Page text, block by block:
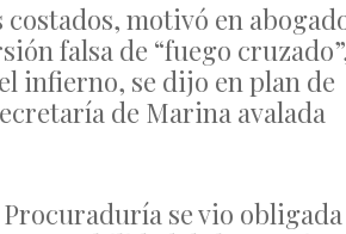
motivó en
falsa de “fuego
infierno, se dijo en plan de
de Marina avalada
se vio